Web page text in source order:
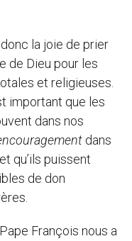
la joie de prier
de Dieu pour les
et religieuses.
important que les
dans nos
dans
qu’ils puissent
de don
François nous a